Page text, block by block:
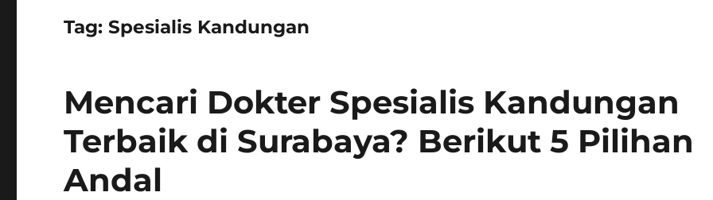
Tag:Spesialis Kandungan
Mencari Dokter Spesialis Kandungan
Terbaik di Surabaya? Berikut 5 Pilihan
Andal